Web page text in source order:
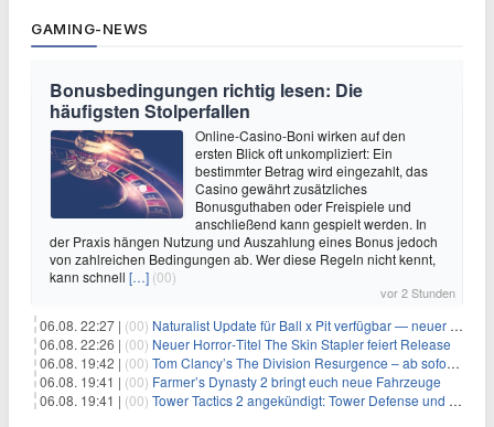
GAMING-NEWS
Bonusbedingungen richtig lesen: Die
häufigsten Stolperfallen
Online-Casino-Boni wirken auf den
ersten Blick oft unkompliziert: Ein
bestimmter Betrag wird eingezahlt, das
Casino gewährt zusätzliches
Bonusguthaben oder Freispiele und
anschließend kann gespielt werden. In
der Praxis hängen Nutzung und Auszahlung eines Bonus jedoch
von zahlreichen Bedingungen ab. Wer diese Regeln nicht kennt,
kann schnell […] (00)
vor 2 Stunden
06.08. 22:27 | (00) Naturalist Update für Ball x Pit verfügbar — neuer Content auf allen Plattformen
06.08. 22:26 | (00) Neuer Horror‑Titel The Skin Stapler feiert Release
06.08. 19:42 | (00) Tom Clancy’s The Division Resurgence – ab sofort für euch verfügbar
06.08. 19:41 | (00) Farmer’s Dynasty 2 bringt euch neue Fahrzeuge
06.08. 19:41 | (00) Tower Tactics 2 angekündigt: Tower Defense und Deckbuilding Kombo kehrt zurück